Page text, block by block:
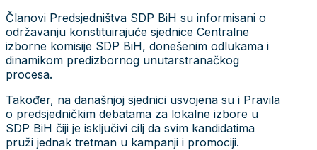
Članovi Predsjedništva SDP BiH su informisani o
održavanju konstituirajuće sjednice Centralne
izborne komisije SDP BiH, donešenim odlukama i
dinamikom predizbornog unutarstranačkog
procesa.
Također, na današnjoj sjednici usvojena su i Pravila
o predsjedničkim debatama za lokalne izbore u
SDP BiH čiji je isključivi cilj da svim kandidatima
pruži jednak tretman u kampanji i promociji.